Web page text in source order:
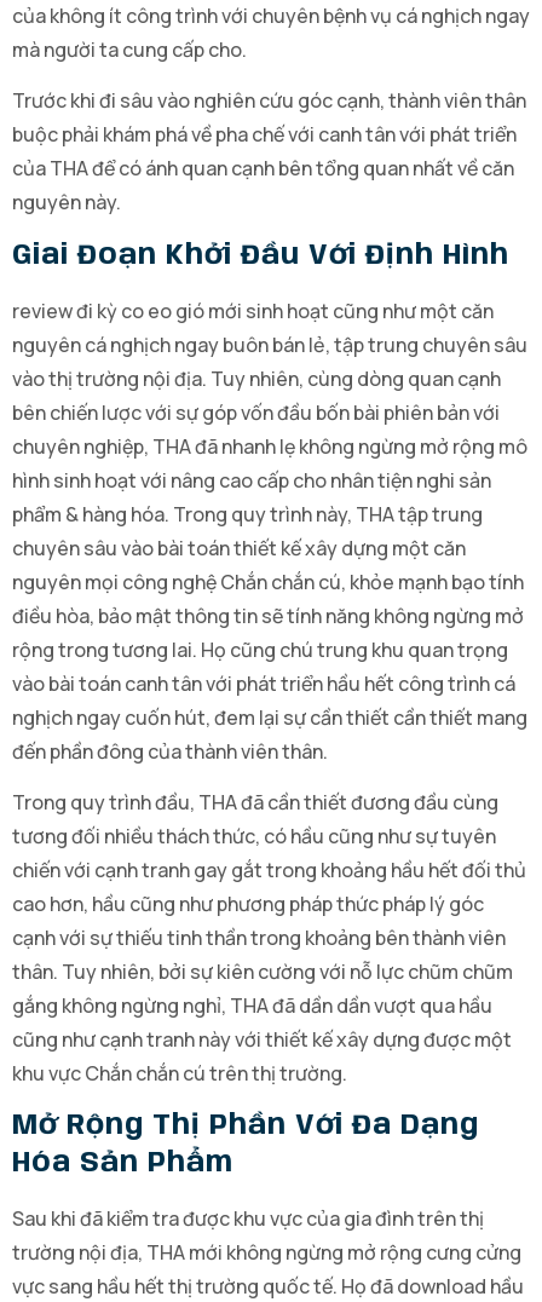
của không ít công trình với chuyên bệnh vụ cá nghịch ngay
mà người ta cung cấp cho.
Trước khi đi sâu vào nghiên cứu góc cạnh, thành viên thân
buộc phải khám phá về pha chế với canh tân với phát triển
của THA để có ánh quan cạnh bên tổng quan nhất về căn
nguyên này.
Giai Đoạn Khởi Đầu Với Định Hình
review đi kỳ co eo gió mới sinh hoạt cũng như một căn
nguyên cá nghịch ngay buôn bán lẻ, tập trung chuyên sâu
vào thị trường nội địa. Tuy nhiên, cùng dòng quan cạnh
bên chiến lược với sự góp vốn đầu bốn bài phiên bản với
chuyên nghiệp, THA đã nhanh lẹ không ngừng mở rộng mô
hình sinh hoạt với nâng cao cấp cho nhân tiện nghi sản
phẩm & hàng hóa. Trong quy trình này, THA tập trung
chuyên sâu vào bài toán thiết kế xây dựng một căn
nguyên mọi công nghệ Chắn chắn cú, khỏe mạnh bạo tính
điều hòa, bảo mật thông tin sẽ tính năng không ngừng mở
rộng trong tương lai. Họ cũng chú trung khu quan trọng
vào bài toán canh tân với phát triển hầu hết công trình cá
nghịch ngay cuốn hút, đem lại sự cần thiết cần thiết mang
đến phần đông của thành viên thân.
Trong quy trình đầu, THA đã cần thiết đương đầu cùng
tương đối nhiều thách thức, có hầu cũng như sự tuyên
chiến với cạnh tranh gay gắt trong khoảng hầu hết đối thủ
cao hơn, hầu cũng như phương pháp thức pháp lý góc
cạnh với sự thiếu tinh thần trong khoảng bên thành viên
thân. Tuy nhiên, bởi sự kiên cường với nỗ lực chũm chũm
gắng không ngừng nghỉ, THA đã dần dần vượt qua hầu
cũng như cạnh tranh này với thiết kế xây dựng được một
khu vực Chắn chắn cú trên thị trường.
Mở Rộng Thị Phần Với Đa Dạng
Hóa Sản Phẩm
Sau khi đã kiểm tra được khu vực của gia đình trên thị
trường nội địa, THA mới không ngừng mở rộng cưng cửng
vực sang hầu hết thị trường quốc tế. Họ đã download hầu